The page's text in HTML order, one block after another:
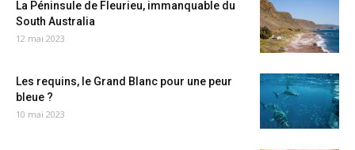
La Péninsule de Fleurieu, immanquable du
South Australia
12 mai 2023
Les requins, le Grand Blanc pour une peur
bleue ?
10 mai 2023